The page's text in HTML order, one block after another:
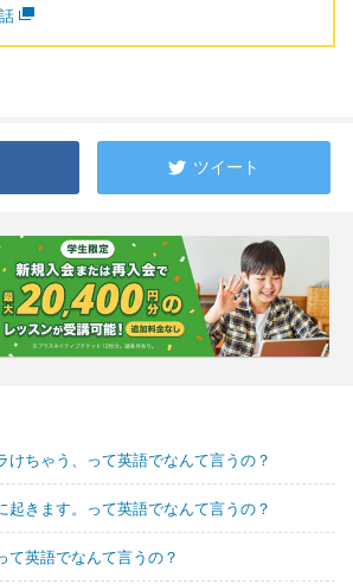
ツイート
けちゃう、って英語でなんて言うの？
起きます。って英語でなんて言うの？
て英語でなんて言うの？